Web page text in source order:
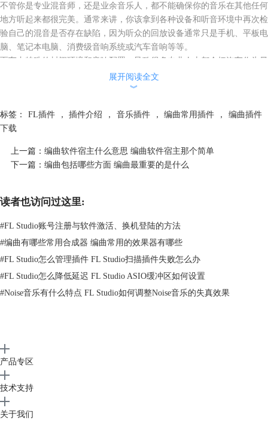
不管你是专业混音师，还是业余音乐人，都不能确保你的音乐在其他任何
地方听起来都很完美。通常来讲，你该拿到各种设备和听音环境中再次检
验自己的混音是否存在缺陷，因为听众的回放设备通常只是手机、平板电
脑、笔记本电脑、消费级音响系统或汽车音响等等。
而车内特殊的封闭环境和音响配置，导致很多专业人士都会把汽车作为最
佳的监听参考环境，效果如何请大家看一下演示视频！
该插件支持Windows和MacOS系统，兼容VST3/AU。下载大小有
253.35MB，请预留足够的空间！
「潮软速递」每日福利就为大家分享到这里，需要的请关注公众号【FL
记得关注支持我们~
展开阅读全文
︾
标签： FL插件 ， 插件介绍 ， 音乐插件 ， 编曲常用插件 ，
编曲插件
下载
上一篇： 编曲软件宿主什么意思 编曲软件宿主那个简单
下一篇： 编曲包括哪些方面 编曲最重要的是什么
读者也访问过这里:
#FL Studio账号注册与软件激活、换机登陆的方法
#编曲有哪些常用合成器 编曲常用的效果器有哪些
#FL Studio怎么管理插件 FL Studio扫描插件失败怎么办
#FL Studio怎么降低延迟 FL Studio ASIO缓冲区如何设置
#Noise音乐有什么特点 FL Studio如何调整Noise音乐的失真效果
产品专区
技术支持
关于我们